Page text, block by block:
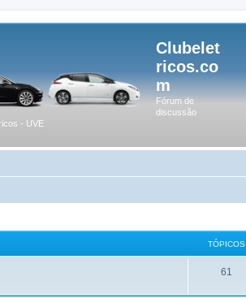
Clubelet
ricos.co
m
Fórum de
discussão
- UVE
TÓPICOS
61